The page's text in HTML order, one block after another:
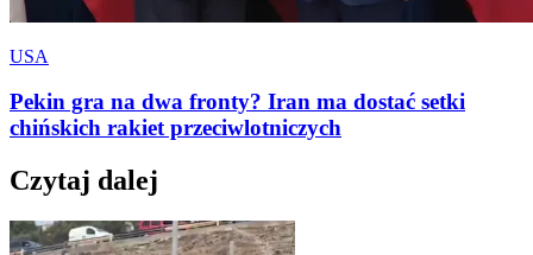
USA
Pekin gra na dwa fronty? Iran ma dostać setki
chińskich rakiet przeciwlotniczych
Czytaj dalej